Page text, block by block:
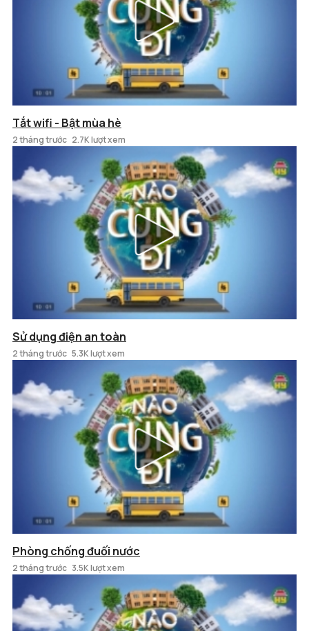
Tắt wifi - Bật mùa hè
2 tháng trước 2.7K lượt xem
Sử dụng điện an toàn
2 tháng trước 5.3K lượt xem
Phòng chống đuối nước
2 tháng trước 3.5K lượt xem